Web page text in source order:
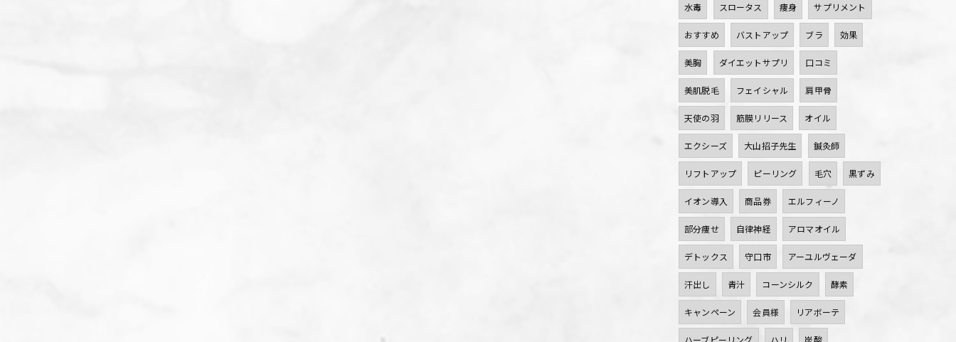
水毒 スロータス 痩身 サプリメント
おすすめ バストアップ ブラ 効果
美胸 ダイエットサプリ 口コミ
美肌脱毛 フェイシャル 肩甲骨
天使の羽 筋膜リリース オイル
エクシーズ 大山招子先生 鍼灸師
リフトアップ ピーリング 毛穴 黒ずみ
イオン導入 商品券 エルフィーノ
部分痩せ 自律神経 アロマオイル
デトックス 守口市 アーユルヴェーダ
汗出し 青汁 コーンシルク 酵素
キャンペーン 会員様 リアボーテ
ハーブピーリング ハリ 炭酸